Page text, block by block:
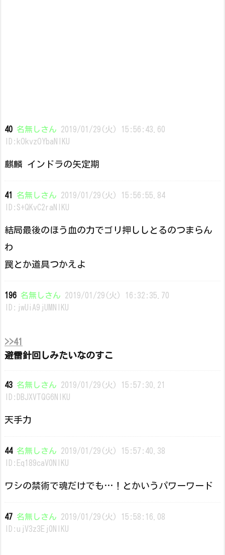
40 名無しさん 2019/01/29(火) 15:56:43.60
ID:kOkvzOYbaNIKU
麒麟 インドラの矢定期
41 名無しさん 2019/01/29(火) 15:56:55.84
ID:S+QKvC2raNIKU
結局最後のほう血の力でゴリ押ししとるのつまらん
わ
罠とか道具つかえよ
196 名無しさん 2019/01/29(火) 16:32:35.70
ID:jwUiA9jUMNIKU
>>41
避雷針回しみたいなのすこ
43 名無しさん 2019/01/29(火) 15:57:30.21
ID:DBJXVTQG6NIKU
天手力
44 名無しさん 2019/01/29(火) 15:57:40.38
ID:Eq189caV0NIKU
ワシの禁術で魂だけでも…！とかいうパワーワード
47 名無しさん 2019/01/29(火) 15:58:16.08
ID:ujV3z3Ej0NIKU